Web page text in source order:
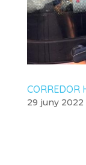
CORREDOR
29 juny 2022